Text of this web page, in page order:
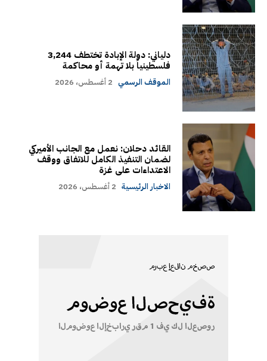
دلياني: دولة الإبادة تختطف 3,244
فلسطينياً بلا تهمة أو محاكمة
الموقف الرسمي 2 أغسطس، 2026
القائد دحلان: نعمل مع الجانب الأميركي
لضمان التنفيذ الكامل للاتفاق ووقف
الاعتداءات على غزة
الاخبار الرئيسية 2 أغسطس، 2026